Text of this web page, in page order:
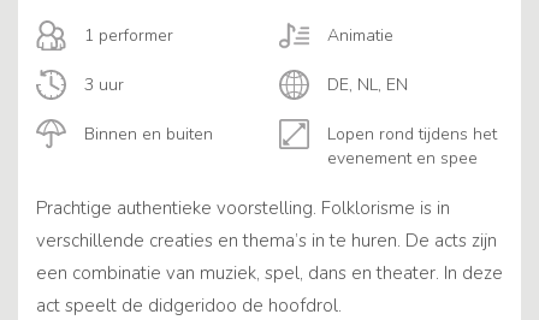
1 performer
Binnen en buiten
Animatie
3 uur
Lopen rond tijdens het
evenement en spee
DE, NL, EN
Prachtige authentieke voorstelling. Folklorisme is in
verschillende creaties en thema’s in te huren. De acts zijn
een combinatie van muziek, spel, dans en theater. In deze
act speelt de didgeridoo de hoofdrol.